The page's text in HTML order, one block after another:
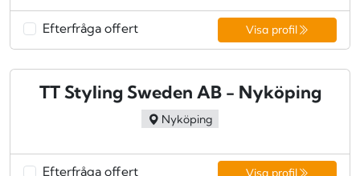
Efterfråga offert Visa profil
TT Styling Sweden AB - Nyköping
Nyköping
Efterfråga offert Visa profil